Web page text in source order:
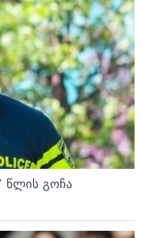
წლის გოჩა